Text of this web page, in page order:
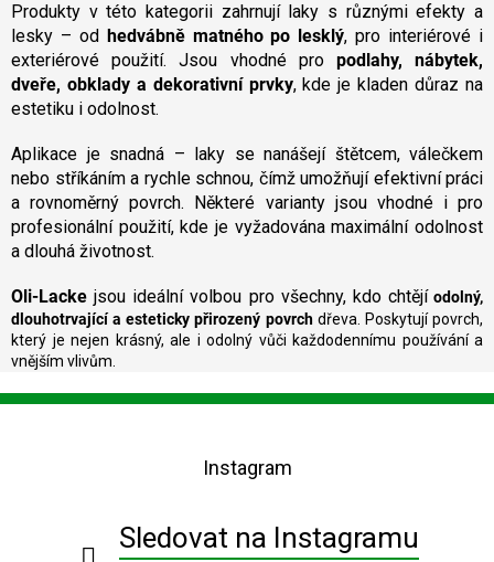
p
r
v
k
y
p
i
s
u
Produkty v této kategorii zahrnují laky s různými efekty a
lesky – od
hedvábně matného po lesklý, pro interiérové i
exteriérové použití. Jsou vhodné pro podlahy, nábytek,
dveře, obklady a dekorativní prvky, kde je kladen důraz na
estetiku i odolnost.
Aplikace je snadná – laky se nanášejí štětcem, válečkem
nebo stříkáním a rychle schnou, čímž umožňují efektivní práci
a rovnoměrný povrch. Některé varianty jsou vhodné i pro
profesionální použití, kde je vyžadována maximální odolnost
a dlouhá životnost.
Oli-Lacke jsou ideální volbou pro všechny, kdo chtějí odolný,
dlouhotrvající a esteticky přirozený povrchdřeva. Poskytují povrch,
který je nejen krásný, ale i odolný vůči každodennímu používání a
vnějším vlivům.
Z
Instagram
Sledovat na Instagramu